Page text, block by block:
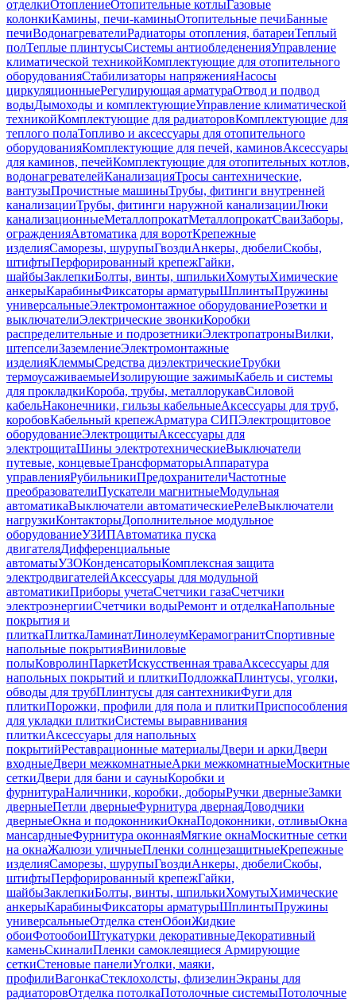
отделкиОтоплениеОтопительные котлыГазовые
колонкиКамины, печи-каминыОтопительные печиБанные
печиВодонагревателиРадиаторы отопления, батареиТеплый
полТеплые плинтусыСистемы антиобледененияУправление
климатической техникойКомплектующие для отопительного
оборудованияСтабилизаторы напряженияНасосы
циркуляционныеРегулирующая арматураОтвод и подвод
водыДымоходы и комплектующиеУправление климатической
техникойКомплектующие для радиаторовКомплектующие для
теплого полаТопливо и аксессуары для отопительного
оборудованияКомплектующие для печей, каминовАксессуары
для каминов, печейКомплектующие для отопительных котлов,
водонагревателейКанализацияТросы сантехнические,
вантузыПрочистные машиныТрубы, фитинги внутренней
канализацииТрубы, фитинги наружной канализацииЛюки
канализационныеМеталлопрокатМеталлопрокатСваиЗаборы,
огражденияАвтоматика для воротКрепежные
изделияСаморезы, шурупыГвоздиАнкеры, дюбелиСкобы,
штифтыПерфорированный крепежГайки,
шайбыЗаклепкиБолты, винты, шпилькиХомутыХимические
анкерыКарабиныФиксаторы арматурыШплинтыПружины
универсальныеЭлектромонтажное оборудованиеРозетки и
выключателиЭлектрические звонкиКоробки
распределительные и подрозетникиЭлектропатроныВилки,
штепселиЗаземлениеЭлектромонтажные
изделияКлеммыСредства диэлектрическиеТрубки
термоусаживаемыеИзолирующие зажимыКабель и системы
для прокладкиКороба, трубы, металлорукавСиловой
кабельНаконечники, гильзы кабельныеАксессуары для труб,
коробовКабельный крепежАрматура СИПЭлектрощитовое
оборудованиеЭлектрощитыАксессуары для
электрощитаШины электротехническиеВыключатели
путевые, концевыеТрансформаторыАппаратура
управленияРубильникиПредохранителиЧастотные
преобразователиПускатели магнитныеМодульная
автоматикаВыключатели автоматическиеРелеВыключатели
нагрузкиКонтакторыДополнительное модульное
оборудованиеУЗИПАвтоматика пуска
двигателяДифференциальные
автоматыУЗОКонденсаторыКомплексная защита
электродвигателейАксессуары для модульной
автоматикиПриборы учетаСчетчики газаСчетчики
электроэнергииСчетчики водыРемонт и отделкаНапольные
покрытия и
плиткаПлиткаЛаминатЛинолеумКерамогранитСпортивные
напольные покрытияВиниловые
полыКовролинПаркетИскусственная траваАксессуары для
напольных покрытий и плиткиПодложкаПлинтусы, уголки,
обводы для трубПлинтусы для сантехникиФуги для
плиткиПорожки, профили для пола и плиткиПриспособления
для укладки плиткиСистемы выравнивания
плиткиАксессуары для напольных
покрытийРеставрационные материалыДвери и аркиДвери
входныеДвери межкомнатныеАрки межкомнатныеМоскитные
сеткиДвери для бани и сауныКоробки и
фурнитураНаличники, коробки, доборыРучки дверныеЗамки
дверныеПетли дверныеФурнитура двернаяДоводчики
дверныеОкна и подоконникиОкнаПодоконники, отливыОкна
мансардныеФурнитура оконнаяМягкие окнаМоскитные сетки
на окнаЖалюзи уличныеПленки солнцезащитныеКрепежные
изделияСаморезы, шурупыГвоздиАнкеры, дюбелиСкобы,
штифтыПерфорированный крепежГайки,
шайбыЗаклепкиБолты, винты, шпилькиХомутыХимические
анкерыКарабиныФиксаторы арматурыШплинтыПружины
универсальныеОтделка стенОбоиЖидкие
обоиФотообоиШтукатурки декоративныеДекоративный
каменьСкиналиПленки самоклеящиеся Армирующие
сеткиСтеновые панелиУголки, маяки,
профилиВагонкаСтеклохолсты, флизелинЭкраны для
радиаторовОтделка потолкаПотолочные системыПотолочные